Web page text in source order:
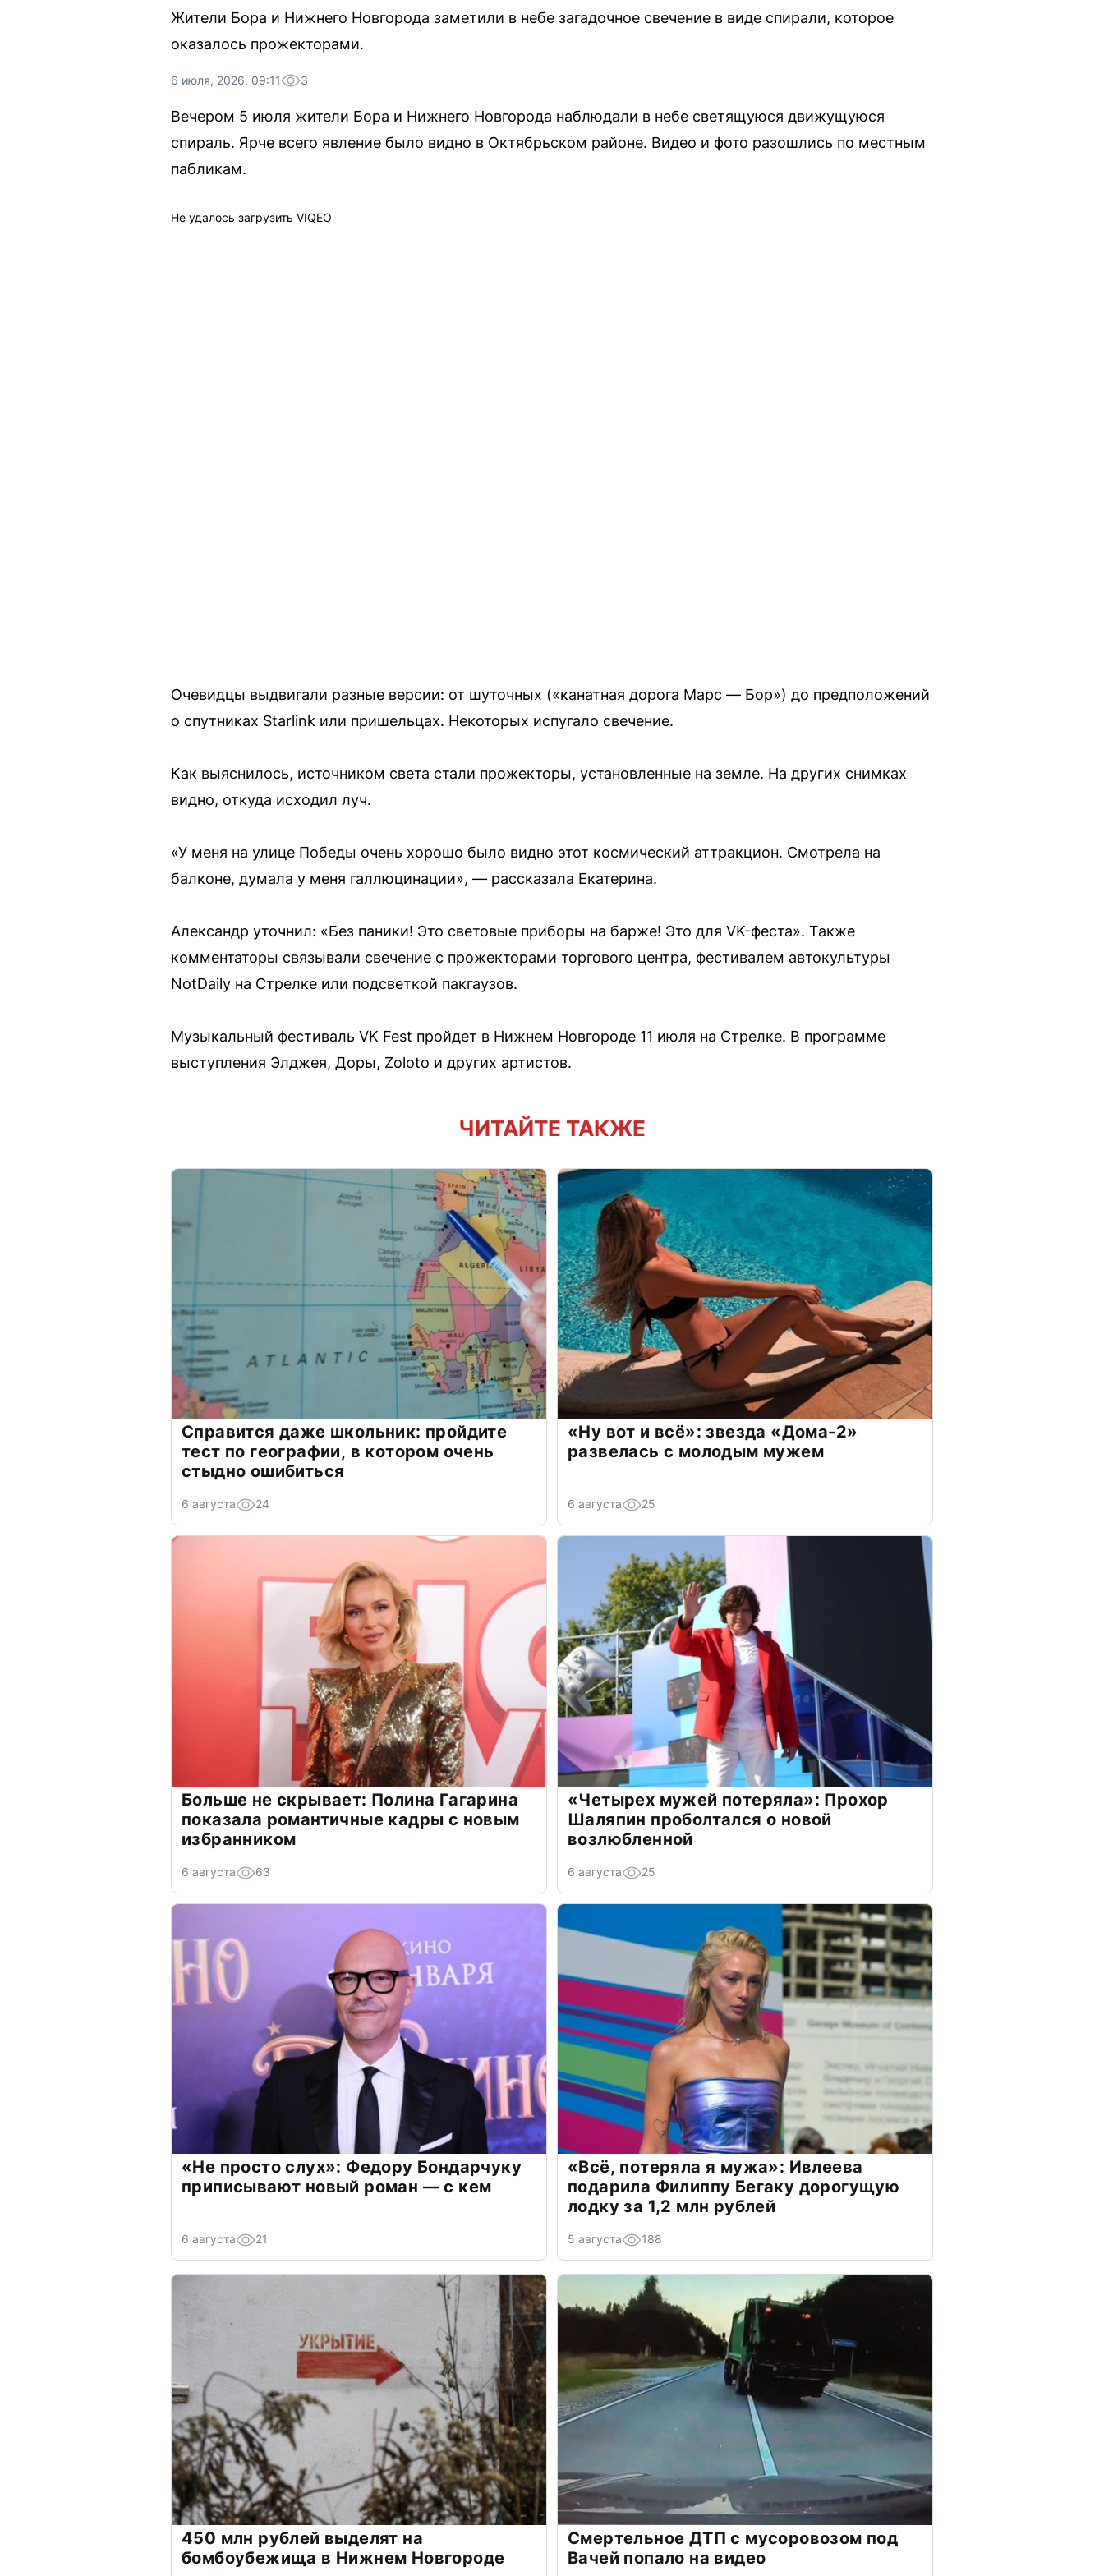
Жители Бора и Нижнего Новгорода заметили в небе загадочное свечение в виде спирали, которое
оказалось прожекторами.
6 июля, 2026, 09:11 3
Вечером 5 июля жители Бора и Нижнего Новгорода наблюдали в небе светящуюся движущуюся
спираль. Ярче всего явление было видно в Октябрьском районе. Видео и фото разошлись по местным
пабликам.
Не удалось загрузить VIQEO
Очевидцы выдвигали разные версии: от шуточных («канатная дорога Марс — Бор») до предположений
о спутниках Starlink или пришельцах. Некоторых испугало свечение.
Как выяснилось, источником света стали прожекторы, установленные на земле. На других снимках
видно, откуда исходил луч.
«У меня на улице Победы очень хорошо было видно этот космический аттракцион. Смотрела на
балконе, думала у меня галлюцинации», — рассказала Екатерина.
Александр уточнил: «Без паники! Это световые приборы на барже! Это для VK-феста». Также
комментаторы связывали свечение с прожекторами торгового центра, фестивалем автокультуры
NotDaily на Стрелке или подсветкой пакгаузов.
Музыкальный фестиваль VK Fest пройдет в Нижнем Новгороде 11 июля на Стрелке. В программе
выступления Элджея, Доры, Zoloto и других артистов.
ЧИТАЙТЕ ТАКЖЕ
Справится даже школьник: пройдите
тест по географии, в котором очень
стыдно ошибиться
6 августа 24
«Ну вот и всё»: звезда «Дома-2»
развелась с молодым мужем
6 августа 25
Больше не скрывает: Полина Гагарина
показала романтичные кадры с новым
избранником
6 августа 63
«Четырех мужей потеряла»: Прохор
Шаляпин проболтался о новой
возлюбленной
6 августа 25
«Не просто слух»: Федору Бондарчуку
приписывают новый роман — с кем
6 августа 21
«Всё, потеряла я мужа»: Ивлеева
подарила Филиппу Бегаку дорогущую
лодку за 1,2 млн рублей
5 августа 188
450 млн рублей выделят на
бомбоубежища в Нижнем Новгороде
Смертельное ДТП с мусоровозом под
Вачей попало на видео